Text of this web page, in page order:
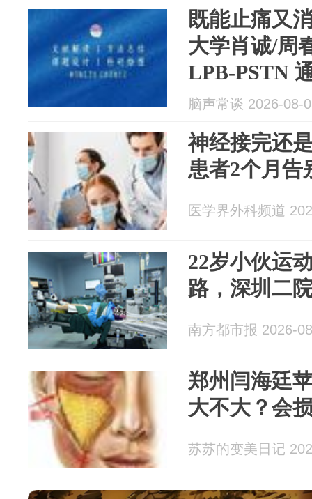
既能止痛又
大学肖诚/周
LPB-PSTN
中枢敏化
脑声常谈 2026-08-
神经接完还
患者2个月告
医学界外科频道
22岁小伙运
路，深圳二
南方都市报 2026-
郑州闫海廷
大不大？会
苏苏的变美日记